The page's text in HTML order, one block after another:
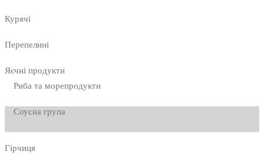
Курячі
Перепелині
Яєчні продукти
Риба та морепродукти
Соусна група
Гірчиця